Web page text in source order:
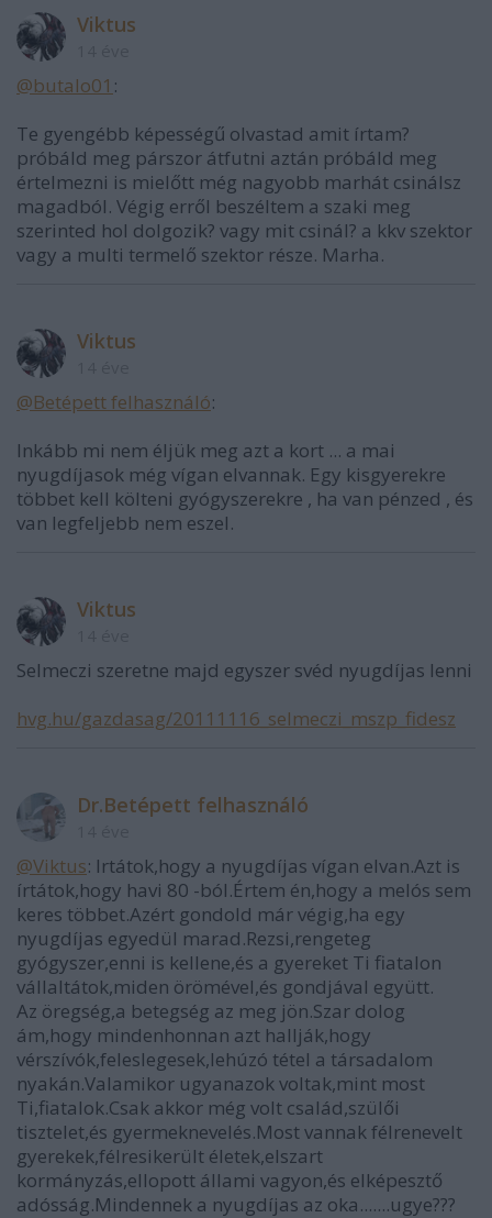
Viktus
@butalo01 :
Te gyengébb képességű olvastad amit írtam?
próbáld meg párszor átfutni aztán próbáld meg
értelmezni is mielőtt még nagyobb marhát csinálsz
magadból. Végig erről beszéltem a szaki meg
szerinted hol dolgozik? vagy mit csinál? a kkv szektor
vagy a multi termelő szektor része. Marha.
Viktus
@Betépett felhasználó:
Inkább mi nem éljük meg azt a kort ... a mai
nyugdíjasok még vígan elvannak. Egy kisgyerekre
többet kell költeni gyógyszerekre , ha van pénzed , és
van legfeljebb nem eszel.
Viktus
Selmeczi szeretne majd egyszer svéd nyugdíjas lenni
hvg.hu/gazdasag/20111116_selmeczi_mszp_fidesz
Dr.Betépett felhasználó
@Viktus: Irtátok,hogy a nyugdíjas vígan elvan.Azt is
írtátok,hogy havi 80 -ból.Értem én,hogy a melós sem
keres többet.Azért gondold már végig,ha egy
nyugdíjas egyedül marad.Rezsi,rengeteg
gyógyszer,enni is kellene,és a gyereket Ti fiatalon
vállaltátok,miden örömével,és gondjával együtt.
Az öregség,a betegség az meg jön.Szar dolog
ám,hogy mindenhonnan azt hallják,hogy
vérszívók,feleslegesek,lehúzó tétel a társadalom
nyakán.Valamikor ugyanazok voltak,mint most
Ti,fiatalok.Csak akkor még volt család,szülői
tisztelet,és gyermeknevelés.Most vannak félrenevelt
gyerekek,félresikerült életek,elszart
kormányzás,ellopott állami vagyon,és elképesztő
adósság.Mindennek a nyugdíjas az oka.......ugye???